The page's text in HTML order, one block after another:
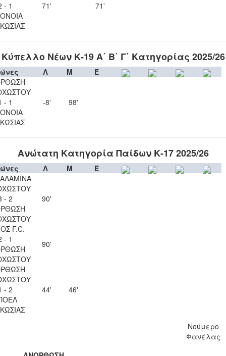
- 1
71' 71'
Κύπελλο Νέων Κ-19 Α΄ Β΄ Γ΄ Κατηγορίας 2025/26
Λ Μ
Έ
- 1
-8' 98'
Ανώτατη Κατηγορία Παίδων Κ-17 2025/26
Λ Μ
Έ
- 2
90'
F.C.
- 1
90'
- 2
44' 46'
Νούμερο
Φανέλας